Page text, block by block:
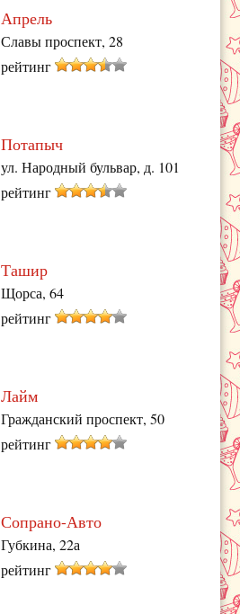
Апрель
Славы проспект, 28
рейтинг
Потапыч
ул. Народный бульвар, д. 101
рейтинг
Ташир
Щорса, 64
рейтинг
Лайм
Гражданский проспект, 50
рейтинг
Сопрано-Авто
Губкина, 22а
рейтинг